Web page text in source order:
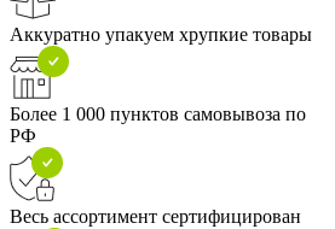
Аккуратно упакуем хрупкие товары
Более 1 000 пунктов самовывоза по
РФ
Весь ассортимент сертифицирован